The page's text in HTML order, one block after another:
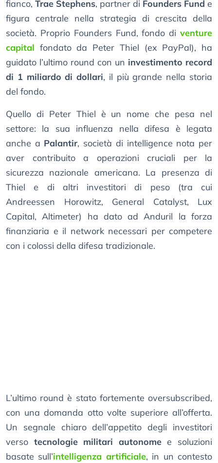
fianco, Trae Stephens, partner di Founders Fund e
figura centrale nella strategia di crescita della
società. Proprio Founders Fund, fondo di venture
capital fondato da Peter Thiel (ex PayPal), ha
guidato l’ultimo round con un investimento record
di 1 miliardo di dollari, il più grande nella storia
del fondo.
Quello di Peter Thiel è un nome che pesa nel
settore: la sua influenza nella difesa è legata
anche a Palantir, società di intelligence nota per
aver contribuito a operazioni cruciali per la
sicurezza nazionale americana. La presenza di
Thiel e di altri investitori di peso (tra cui
Andreessen Horowitz, General Catalyst, Lux
Capital, Altimeter) ha dato ad Anduril la forza
finanziaria e il network necessari per competere
con i colossi della difesa tradizionale.
L’ultimo round è stato fortemente oversubscribed,
con una domanda otto volte superiore all’offerta.
Un segnale chiaro dell’appetito degli investitori
verso tecnologie militari autonomee soluzioni
basate sull’intelligenza artificiale, in un contesto